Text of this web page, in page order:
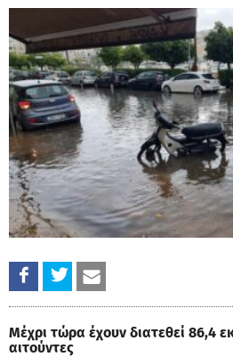
Μέχρι τώρα έχουν διατεθεί 86,4
αιτούντες